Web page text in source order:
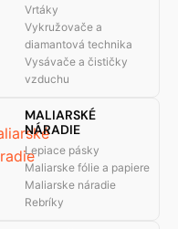
Vrtáky
Vykružovače a
diamantová technika
Vysávače a čističky
vzduchu
MALIARSKÉ
NÁRADIE
Lepiace pásky
Maliarske fólie a papiere
Maliarske náradie
Rebríky